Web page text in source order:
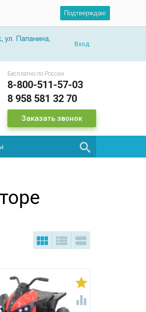
Подтверждаю
ул. Папанина,
Вход
Бесплатно по России
8-800-511-57-03
8 958 581 32 70
Заказать звонок

  

